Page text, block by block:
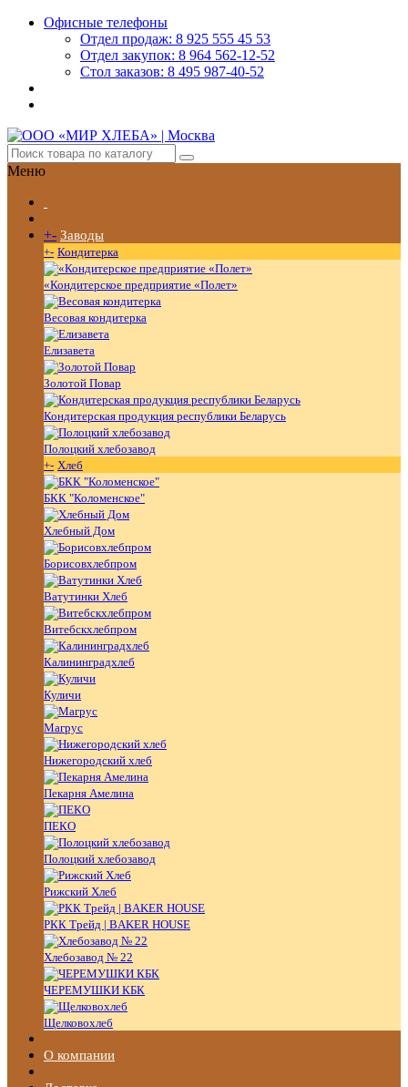
Офисные телефоны
Отдел продаж: 8 925 555 45 53
Отдел закупок: 8 964 562-12-52
Стол заказов: 8 495 987-40-52
Меню
+- Заводы
+- Кондитерка
«Кондитерское предприятие «Полет»
Весовая кондитерка
Елизавета
Золотой Повар
Кондитерская продукция республики Беларусь
Полоцкий хлебозавод
+- Хлеб
БКК "Коломенское"
Хлебный Дом
Борисовхлебпром
Ватутинки Хлеб
Витебскхлебпром
Калининградхлеб
Куличи
Магрус
Нижегородский хлеб
Пекарня Амелина
ПЕКО
Полоцкий хлебозавод
Рижский Хлеб
РКК Трейд | BAKER HOUSE
Хлебозавод № 22
ЧЕРЕМУШКИ КБК
Щелковохлеб
О компании